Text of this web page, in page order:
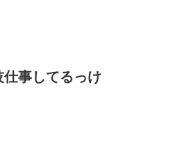
事してるっけ